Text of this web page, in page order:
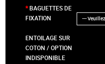
BAGUETTES DE
FIXATION
ENTOILAGE SUR
COTON / OPTION
INDISPONIBLE